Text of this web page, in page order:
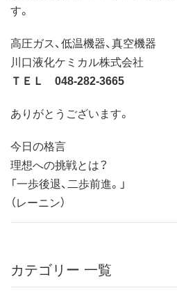
す。
高圧ガス、低温機器、真空機器
川口液化ケミカル株式会社
ＴＥＬ 048-282-3665
ありがとうございます。
今日の格言
理想への挑戦とは？
「一歩後退、二歩前進。」
（レーニン）
カテゴリー 一覧